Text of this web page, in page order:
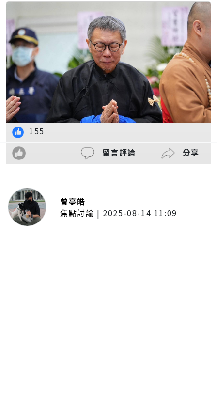
155
留言評論
分享
曾亭皓
焦點討論 | 2025-08-14 11:09